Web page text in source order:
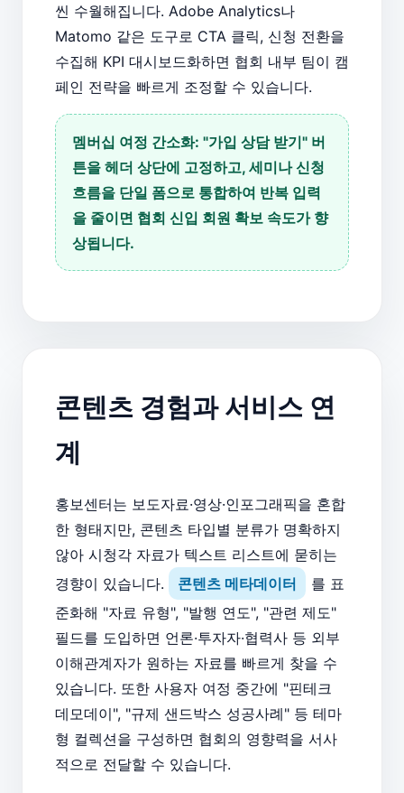
씬 수월해집니다. Adobe Analytics나
Matomo 같은 도구로 CTA 클릭, 신청 전환을
수집해 KPI 대시보드화하면 협회 내부 팀이 캠
페인 전략을 빠르게 조정할 수 있습니다.
멤버십 여정 간소화: "가입 상담 받기" 버
튼을 헤더 상단에 고정하고, 세미나 신청
흐름을 단일 폼으로 통합하여 반복 입력
을 줄이면 협회 신입 회원 확보 속도가 향
상됩니다.
콘텐츠 경험과 서비스 연
계
홍보센터는 보도자료·영상·인포그래픽을 혼합
한 형태지만, 콘텐츠 타입별 분류가 명확하지
않아 시청각 자료가 텍스트 리스트에 묻히는
경향이 있습니다.
콘텐츠 메타데이터
를 표
준화해 "자료 유형", "발행 연도", "관련 제도"
필드를 도입하면 언론·투자자·협력사 등 외부
이해관계자가 원하는 자료를 빠르게 찾을 수
있습니다. 또한 사용자 여정 중간에 "핀테크
데모데이", "규제 샌드박스 성공사례" 등 테마
형 컬렉션을 구성하면 협회의 영향력을 서사
적으로 전달할 수 있습니다.